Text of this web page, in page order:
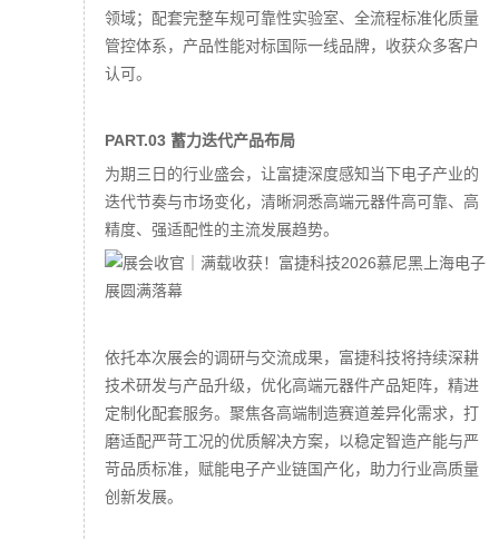
领域；配套完整车规可靠性实验室、全流程标准化质量
管控体系，产品性能对标国际一线品牌，收获众多客户
认可。
PART.03 蓄力迭代产品布局
为期三日的行业盛会，让富捷深度感知当下电子产业的
迭代节奏与市场变化，清晰洞悉高端元器件高可靠、高
精度、强适配性的主流发展趋势。
依托本次展会的调研与交流成果，富捷科技将持续深耕
技术研发与产品升级，优化高端元器件产品矩阵，精进
定制化配套服务。聚焦各高端制造赛道差异化需求，打
磨适配严苛工况的优质解决方案，以稳定智造产能与严
苛品质标准，赋能电子产业链国产化，助力行业高质量
创新发展。